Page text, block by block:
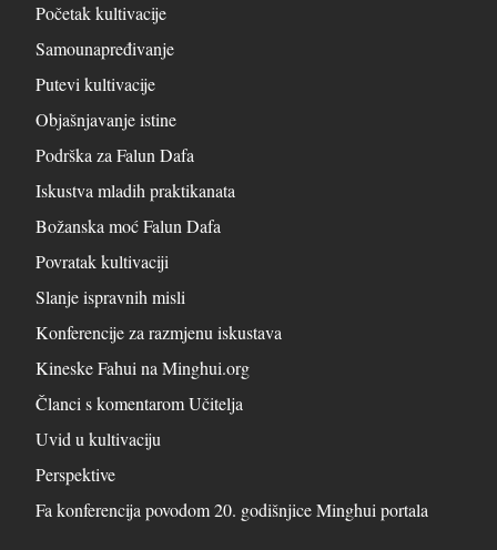
Početak kultivacije
Samounapređivanje
Putevi kultivacije
Objašnjavanje istine
Podrška za Falun Dafa
Iskustva mladih praktikanata
Božanska moć Falun Dafa
Povratak kultivaciji
Slanje ispravnih misli
Konferencije za razmjenu iskustava
Kineske Fahui na Minghui.org
Članci s komentarom Učitelja
Uvid u kultivaciju
Perspektive
Fa konferencija povodom 20. godišnjice Minghui portala